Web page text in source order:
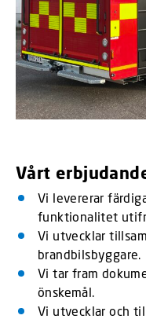
Vårt
Vi levererar
funktionalitet
Vi utvecklar
brandbilsbyggare.
Vi tar fram
önskemål.
Vi utvecklar och